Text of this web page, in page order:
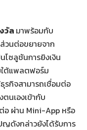
วัล มาพร้อมกับ
วนต่อขยายจาก
โซลูชันการยิงเงิน
ต้แพลตฟอร์ม
รกิจสามารถเชื่อมต่อ
นเองเข้ากับ
อ ผ่าน Mini-App หรือ
ดังกล่าวยังได้รับการ